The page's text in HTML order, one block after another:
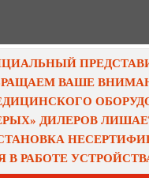
ВАШЕ
ДИЛЕРОВ
РАБОТЕ